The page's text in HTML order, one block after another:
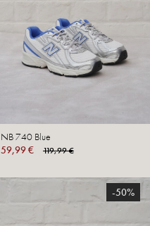
NB 740 Blue
59,99 €
119,99 €
-50%